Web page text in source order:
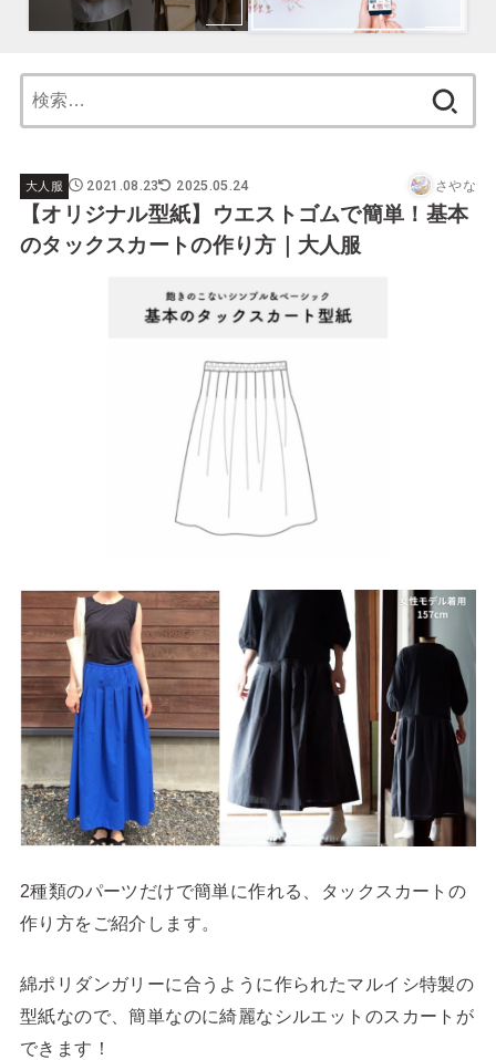
索:
大人服 2021.08.23 2025.05.24 さやな
【オリジナル型紙】ウエストゴムで簡単！基本
のタックスカートの作り方｜大人服
2種類のパーツだけで簡単に作れる、タックスカートの
作り方をご紹介します。
綿ポリダンガリーに合うように作られたマルイシ特製の
型紙なので、簡単なのに綺麗なシルエットのスカートが
できます！